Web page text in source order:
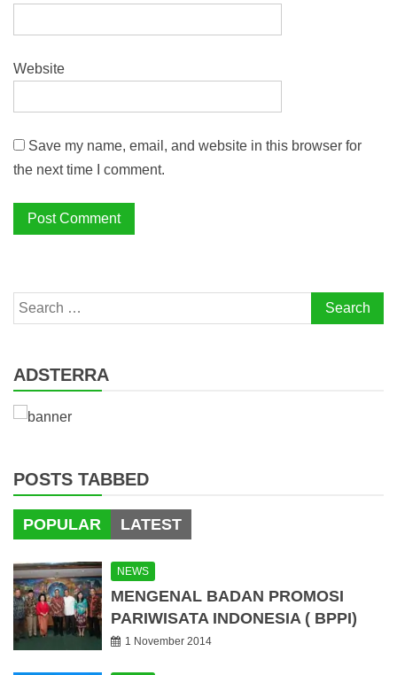
Website
Save my name, email, and website in this browser for
the next time I comment.
Search
for:
ADSTERRA
POSTS TABBED
POPULAR LATEST
NEWS
MENGENAL BADAN PROMOSI
PARIWISATA INDONESIA ( BPPI)
1 November 2014